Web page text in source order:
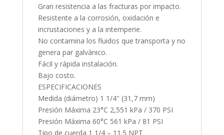
Gran resistencia a las fracturas por impacto.
Resistente a la corrosión, oxidación e
incrustaciones y a la intemperie.
No contamina los fluidos que transporta y no
genera par galvánico.
Fácil y rápida instalación.
Bajo costo.
ESPECIFICACIONES
Medida (diámetro) 1 1/4″ (31,7 mm)
Presión Máxima 23°C 2,551 kPa / 370 PSI
Presión Máxima 60°C 561 kPa / 81 PSI
Tipo de cuerda 1 1/4 – 11.5 NPT